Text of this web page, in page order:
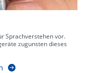
Sprachverstehen vor.
zugunsten dieses